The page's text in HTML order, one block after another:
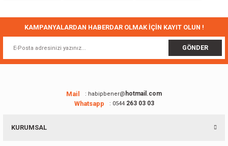
Ürün fiyatı diğer sitelerden daha pahalı.
Bu ürüne benzer farklı alternatifler olmalı.
Gönder
KAMPANYALARDAN HABERDAR OLMAK İÇİN KAYIT OLUN !
GÖNDER
Mail : habipbener@ hotmail.com
Whatsapp : 0544263 03 03
KURUMSAL